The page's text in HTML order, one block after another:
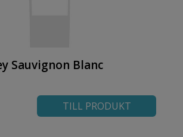
Sauvignon Blanc
TILL PRODUKT